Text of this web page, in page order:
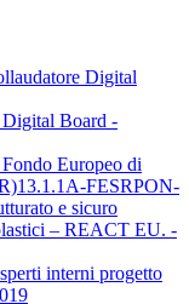
Digital
Digital Board -
Europeo di
FESRPON-
e sicuro
– REACT EU. -
interni progetto